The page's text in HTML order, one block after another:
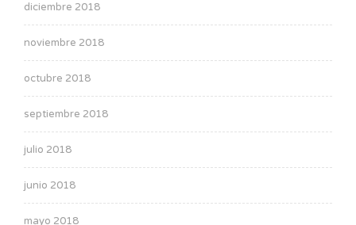
diciembre 2018
noviembre 2018
octubre 2018
septiembre 2018
julio 2018
junio 2018
mayo 2018